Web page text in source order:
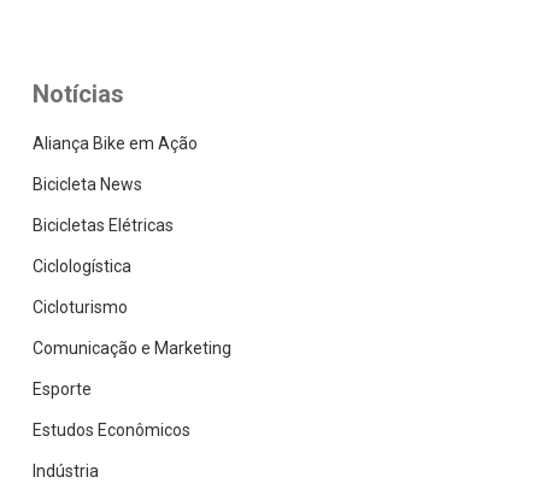
dos
e
engajamento
ao
redor
Notícias
Aliança Bike em Ação
Bicicleta News
Bicicletas Elétricas
Ciclologística
Cicloturismo
Comunicação e Marketing
Esporte
Estudos Econômicos
Indústria